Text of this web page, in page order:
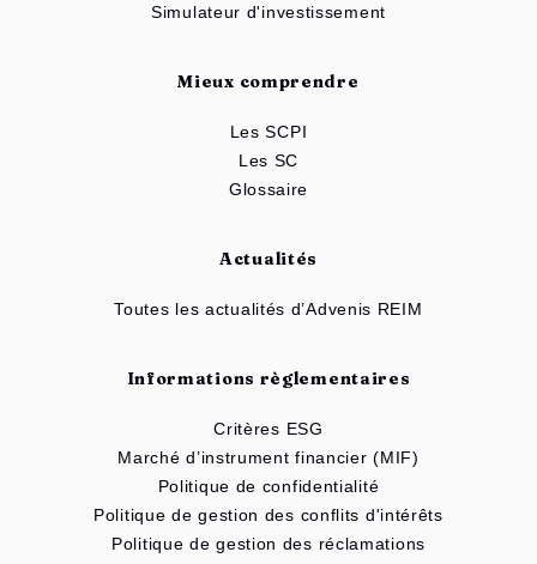
Simulateur d'investissement
Mieux comprendre
Les SCPI
Les SC
Glossaire
Actualités
Toutes les actualités d’Advenis REIM
Informations règlementaires
Critères ESG
Marché d’instrument financier (MIF)
Politique de confidentialité
Politique de gestion des conflits d'intérêts
Politique de gestion des réclamations